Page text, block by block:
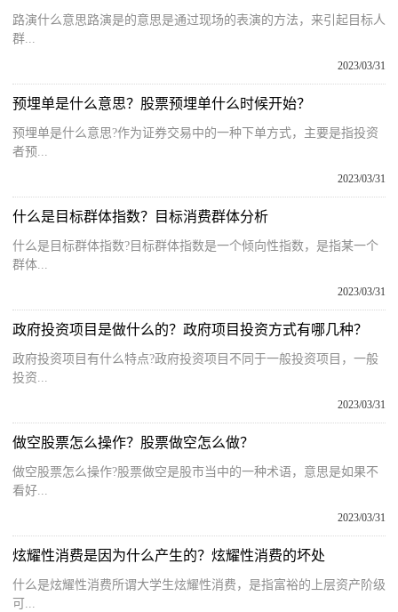
路演什么意思路演是的意思是通过现场的表演的方法，来引起目标人
群...
2023/03/31
预埋单是什么意思？股票预埋单什么时候开始？
预埋单是什么意思?作为证券交易中的一种下单方式，主要是指投资
者预...
2023/03/31
什么是目标群体指数？目标消费群体分析
什么是目标群体指数?目标群体指数是一个倾向性指数，是指某一个
群体...
2023/03/31
政府投资项目是做什么的？政府项目投资方式有哪几种？
政府投资项目有什么特点?政府投资项目不同于一般投资项目，一般
投资...
2023/03/31
做空股票怎么操作？股票做空怎么做？
做空股票怎么操作?股票做空是股市当中的一种术语，意思是如果不
看好...
2023/03/31
炫耀性消费是因为什么产生的？炫耀性消费的坏处
什么是炫耀性消费所谓大学生炫耀性消费，是指富裕的上层资产阶级
可...